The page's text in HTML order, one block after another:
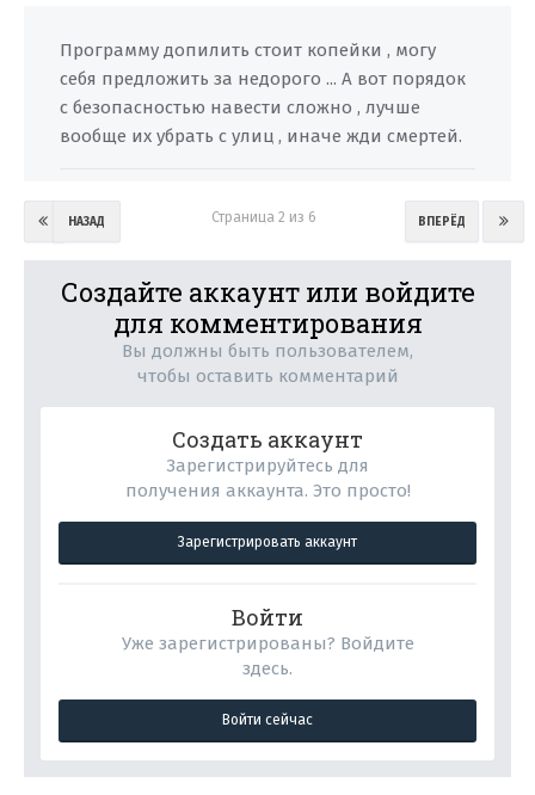
Программу допилить стоит копейки , могу
себя предложить за недорого ... А вот порядок
с безопасностью навести сложно , лучше
вообще их убрать с улиц , иначе жди смертей.
НАЗАД ВПЕРЁД
Страница 2 из 6
Создайте аккаунт или войдите
для комментирования
Вы должны быть пользователем,
чтобы оставить комментарий
Создать аккаунт
Зарегистрируйтесь для
получения аккаунта. Это просто!
Зарегистрировать аккаунт
Войти
Уже зарегистрированы? Войдите
здесь.
Войти сейчас